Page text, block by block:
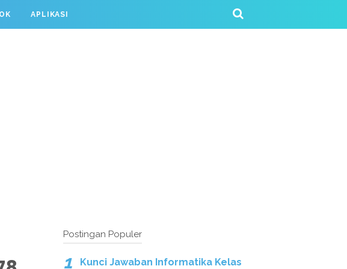
APLIKASI
Postingan Populer
Kunci Jawaban Informatika Kelas